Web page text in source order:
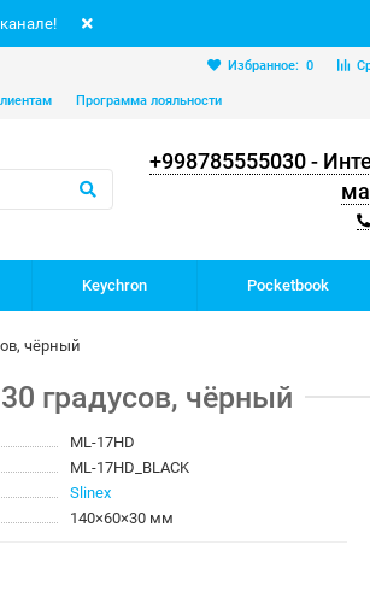
канале!
Избранное: 0
Программа лояльности
+998785555030 -
Keychron Pocketbook
чёрный
градусов, чёрный
ML-17HD
ML-17HD_BLACK
Slinex
140×60×30 мм